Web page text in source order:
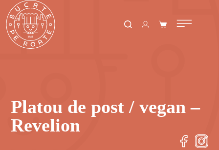
Platou de post / vegan –
Revelion